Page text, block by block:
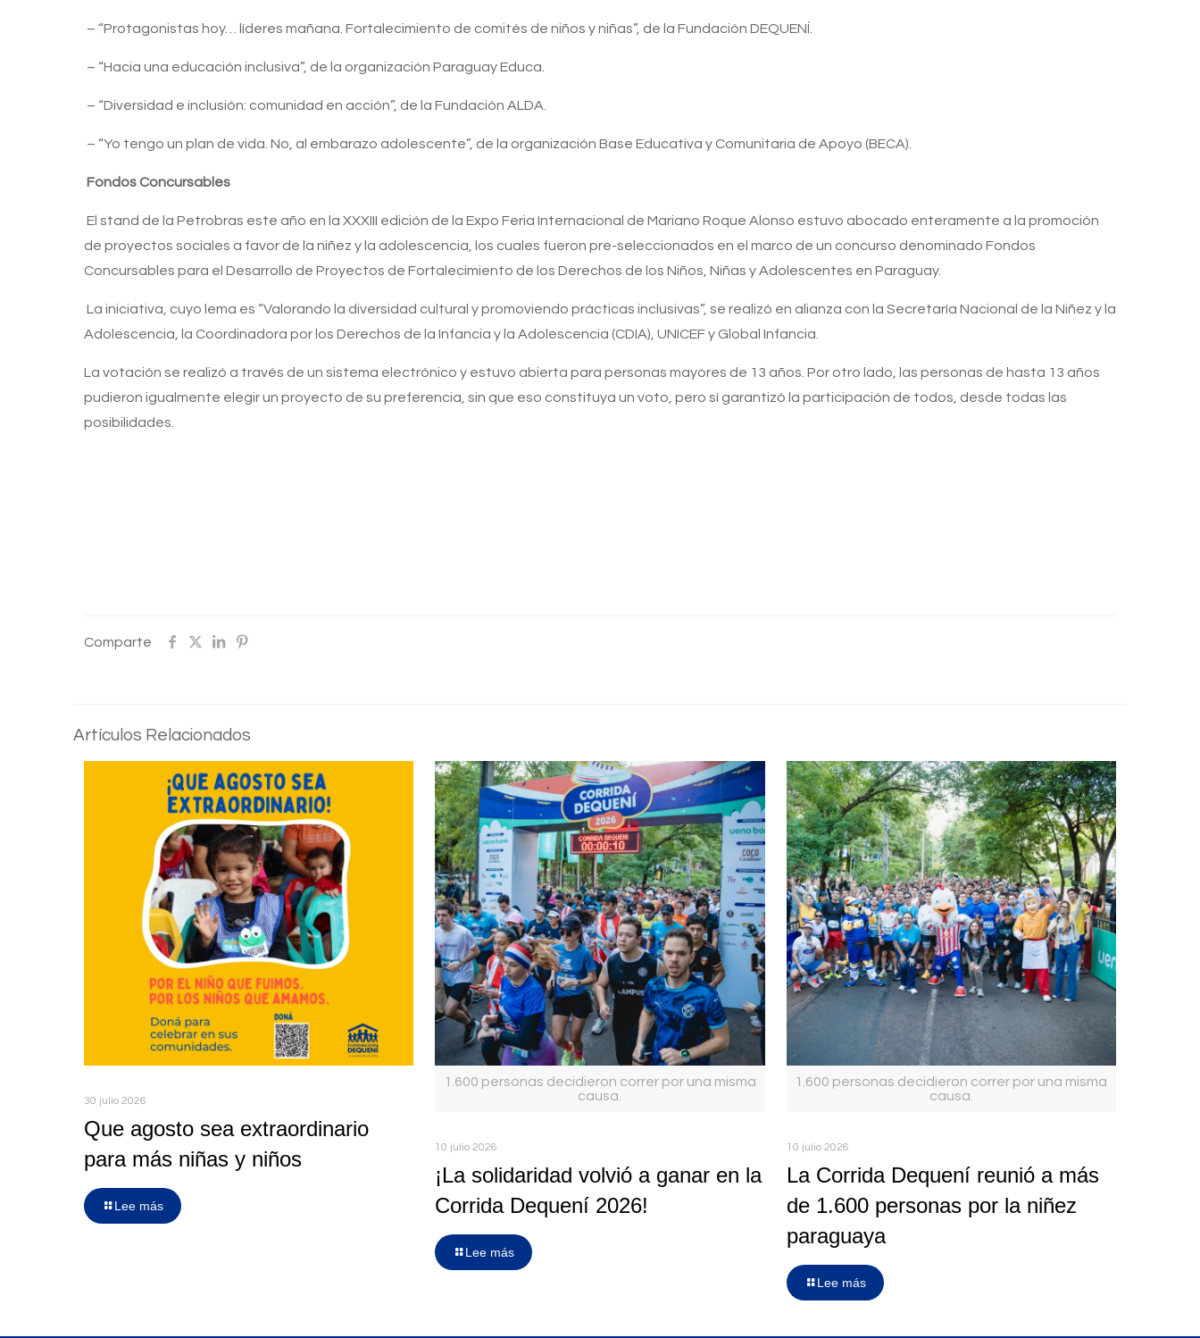
– “Protagonistas hoy… líderes mañana. Fortalecimiento de comités de niños y niñas”, de la Fundación DEQUENÍ.
– “Hacia una educación inclusiva”, de la organización Paraguay Educa.
– “Diversidad e inclusión: comunidad en acción”, de la Fundación ALDA.
– “Yo tengo un plan de vida. No, al embarazo adolescente”, de la organización Base Educativa y Comunitaria de Apoyo (BECA).
Fondos Concursables
El stand de la Petrobras este año en la XXXIII edición de la Expo Feria Internacional de Mariano Roque Alonso estuvo abocado enteramente a la promoción
de proyectos sociales a favor de la niñez y la adolescencia, los cuales fueron pre-seleccionados en el marco de un concurso denominado Fondos
Concursables para el Desarrollo de Proyectos de Fortalecimiento de los Derechos de los Niños, Niñas y Adolescentes en Paraguay.
La iniciativa, cuyo lema es “Valorando la diversidad cultural y promoviendo prácticas inclusivas”, se realizó en alianza con la Secretaría Nacional de la Niñez y la
Adolescencia, la Coordinadora por los Derechos de la Infancia y la Adolescencia (CDIA), UNICEF y Global Infancia.
La votación se realizó a través de un sistema electrónico y estuvo abierta para personas mayores de 13 años. Por otro lado, las personas de hasta 13 años
pudieron igualmente elegir un proyecto de su preferencia, sin que eso constituya un voto, pero sí garantizó la participación de todos, desde todas las
posibilidades.
Comparte
Artículos Relacionados
30 julio 2026
Que agosto sea extraordinario
para más niñas y niños
Lee más
1.600 personas decidieron correr por una misma
causa.
10 julio 2026
¡La solidaridad volvió a ganar en la
Corrida Dequení 2026!
Lee más
1.600 personas decidieron correr por una misma
causa.
10 julio 2026
La Corrida Dequení reunió a más
de 1.600 personas por la niñez
paraguaya
Lee más